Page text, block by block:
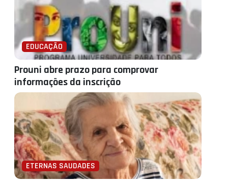
EDUCAÇÃO
Prouni abre prazo para comprovar
informações da inscrição
ETERNAS SAUDADES